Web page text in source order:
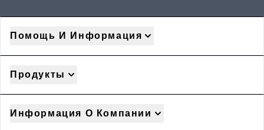
Помощь И Информация
Продукты
Информация О Компании